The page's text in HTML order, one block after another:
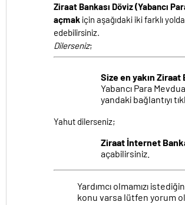
Ziraat Bankası Döviz (Yabancı
açmakiçin aşağıdaki iki farklı
edebilirsiniz.
Dilerseniz;
Size en yakın Ziraat
Yabancı Para
yandaki bağlantıyı
Yahut dilerseniz;
Ziraat İnternet
açabilirsiniz.
Yardımcı olmamızı
konu varsa lütfen yorum